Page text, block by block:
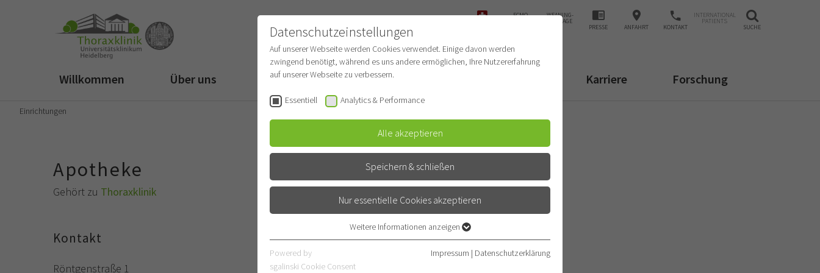
ECMO- WEANING-
ANFRAGE
PRESSE ANFAHRT KONTAKT
INTERNATIONAL
PATIENTS
SUCHE
Willkommen Über uns Für Patienten Für Ärzte Karriere Forschung
Einrichtungen
Apotheke
Gehört zu Thoraxklinik
Kontakt
Röntgenstraße 1
Datenschutzeinstellungen
Auf unserer Webseite werden Cookies verwendet. Einige davon werden
zwingend benötigt, während es uns andere ermöglichen, Ihre Nutzererfahrung
auf unserer Webseite zu verbessern.
Essentiell Analytics & Performance
Alle akzeptieren
Speichern & schließen
Nur essentielle Cookies akzeptieren
Essentielle Cookies werden für grundlegende Funktionen der Webseite
benötigt. Dadurch ist gewährleistet, dass die Webseite einwandfrei
Weitere Informationen anzeigen
Powered by
sgalinski Cookie Consent
Impressum | Datenschutzerklärung